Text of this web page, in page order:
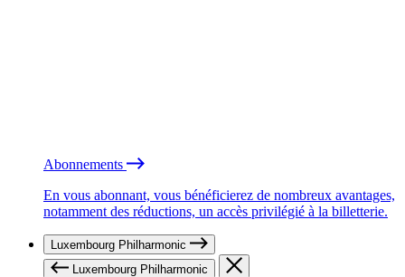
Abonnements
En vous abonnant, vous bénéficierez de nombreux avantages,
notamment des réductions, un accès privilégié à la billetterie.
Luxembourg Philharmonic
Luxembourg Philharmonic